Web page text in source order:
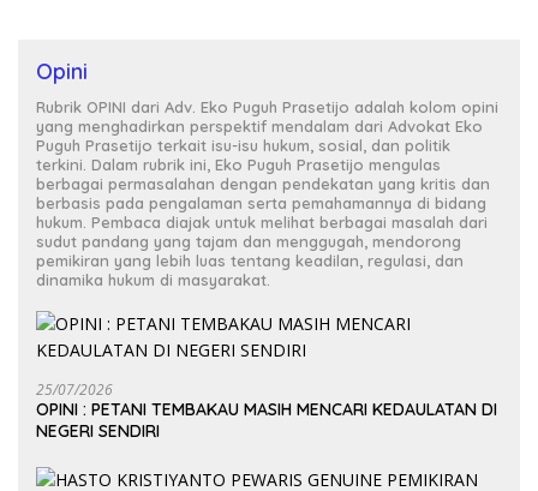
Opini
Rubrik OPINI dari Adv. Eko Puguh Prasetijo adalah kolom opini
yang menghadirkan perspektif mendalam dari Advokat Eko
Puguh Prasetijo terkait isu-isu hukum, sosial, dan politik
terkini. Dalam rubrik ini, Eko Puguh Prasetijo mengulas
berbagai permasalahan dengan pendekatan yang kritis dan
berbasis pada pengalaman serta pemahamannya di bidang
hukum. Pembaca diajak untuk melihat berbagai masalah dari
sudut pandang yang tajam dan menggugah, mendorong
pemikiran yang lebih luas tentang keadilan, regulasi, dan
dinamika hukum di masyarakat.
25/07/2026
OPINI : PETANI TEMBAKAU MASIH MENCARI KEDAULATAN DI
NEGERI SENDIRI